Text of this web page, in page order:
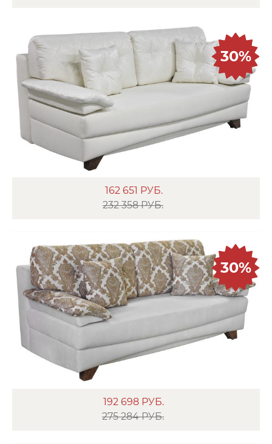
162 651 РУБ.
232 358 РУБ.
30%
192 698 РУБ.
275 284 РУБ.
30%